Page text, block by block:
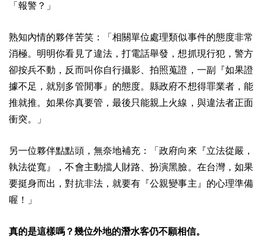
「報警？」
熟知內情的夥伴苦笑：「相關單位處理類似事件的態度非常
消極。明明你看見了違法，打電話舉發，想抓現行犯，警方
卻按兵不動，反而叫你自行攝影、拍照蒐證，一副『如果證
據不足，就別多管閒事』的態度。縣政府不想得罪業者，能
推就推。如果你真要管，最後只能親上火線，與違法者正面
衝突。」
另一位夥伴點點頭，無奈地補充：「政府向來『立法從嚴，
執法從寬』，不會主動擋人財路、扮演黑臉。在台灣，如果
要挺身而出，對抗非法，就要有『公親變事主』的心理準備
喔！」
真的是這樣嗎？幾位外地的潛水客仍不願相信。